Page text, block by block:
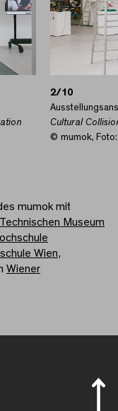
2/10
Cultural
© mumok,
mumok mit
Technischen Museum
Wien,
Wiener